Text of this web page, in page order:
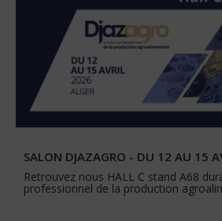
SALON DJAZAGRO - DU 12 AU 15
Retrouvez nous HALL C stand A68
professionnel de la production